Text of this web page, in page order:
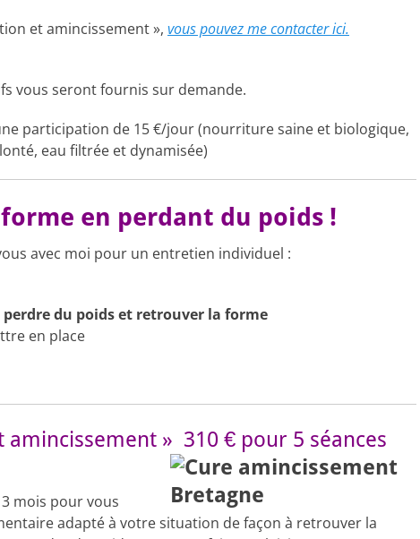
et amincissement », vous pouvez me contacter ici.
vous seront fournis sur demande.
participation de 15 €/jour (nourriture saine et biologique,
eau filtrée et dynamisée)
en perdant du poids !
avec moi pour un entretien individuel :
perdre du poids et retrouver la forme
en place
amincissement » 310 € pour 5 séances
mois pour vous
adapté à votre situation de façon à retrouver la